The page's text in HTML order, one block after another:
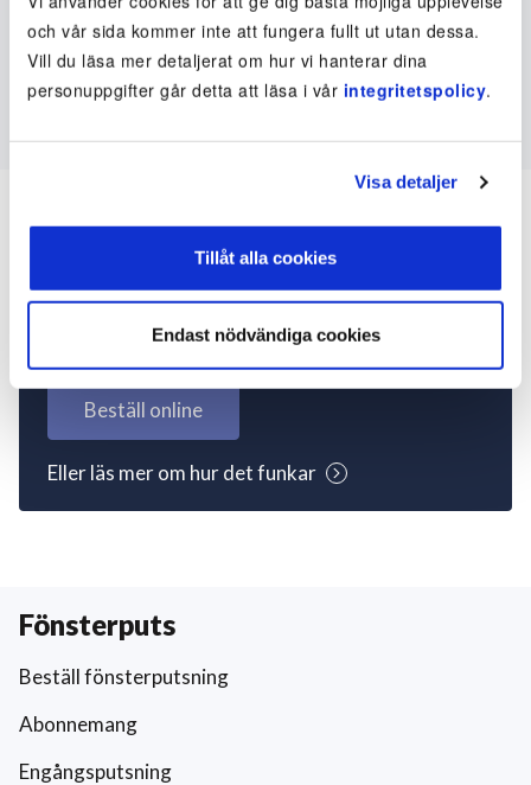
och vår sida kommer inte att fungera fullt ut utan dessa.
Vill du läsa mer detaljerat om hur vi hanterar dina
personuppgifter går detta att läsa i vår integritetspolicy.
Visa detaljer
Tillåt alla cookies
Endast nödvändiga cookies
Inte kund ännu? Kom
igång nu!
Beställ online
Eller läs mer om hur det funkar
Fönsterputs
Beställ fönsterputsning
Abonnemang
Engångsputsning